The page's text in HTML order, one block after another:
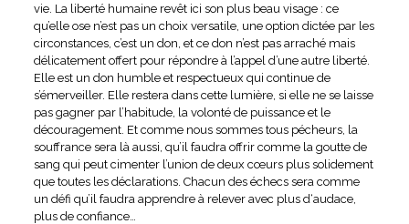
vie. La liberté humaine revêt ici son plus beau visage : ce
qu’elle ose n’est pas un choix versatile, une option dictée par les
circonstances, c’est un don, et ce don n’est pas arraché mais
délicatement offert pour répondre à l’appel d’une autre liberté.
Elle est un don humble et respectueux qui continue de
s’émerveiller. Elle restera dans cette lumière, si elle ne se laisse
pas gagner par l’habitude, la volonté de puissance et le
découragement. Et comme nous sommes tous pécheurs, la
souffrance sera là aussi, qu’il faudra offrir comme la goutte de
sang qui peut cimenter l’union de deux cœurs plus solidement
que toutes les déclarations. Chacun des échecs sera comme
un défi qu’il faudra apprendre à relever avec plus d‘audace,
plus de confiance…